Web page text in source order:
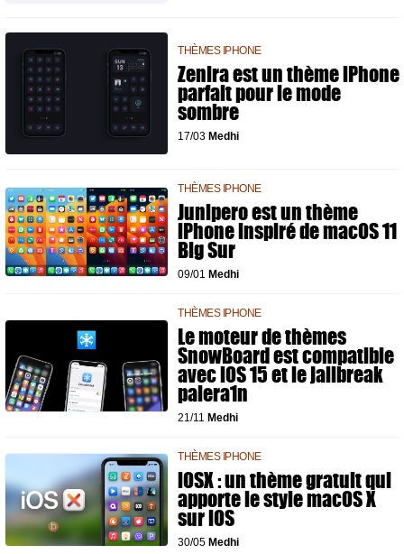
THÈMES IPHONE
Zenira est un thème iPhone
parfait pour le mode
sombre
17/03 Medhi
THÈMES IPHONE
Junipero est un thème
iPhone inspiré de macOS 11
Big Sur
09/01 Medhi
THÈMES IPHONE
Le moteur de thèmes
SnowBoard est compatible
avec iOS 15 et le jailbreak
palera1n
21/11 Medhi
THÈMES IPHONE
iOSX : un thème gratuit qui
apporte le style macOS X
sur iOS
30/05 Medhi